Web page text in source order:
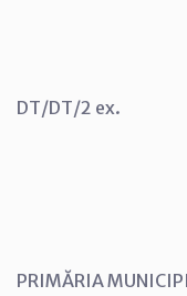
DT/DT/2 ex.
PRIMĂRIA